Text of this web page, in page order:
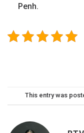
Penh.
This entry was